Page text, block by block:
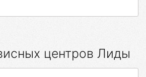
центров Лиды